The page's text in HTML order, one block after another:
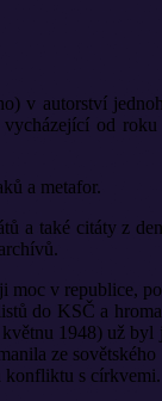
v autorství
od
a metafor.
a také citáty z
v republice,
do KSČ a
1948) už
ze
konfliktu s církvemi.